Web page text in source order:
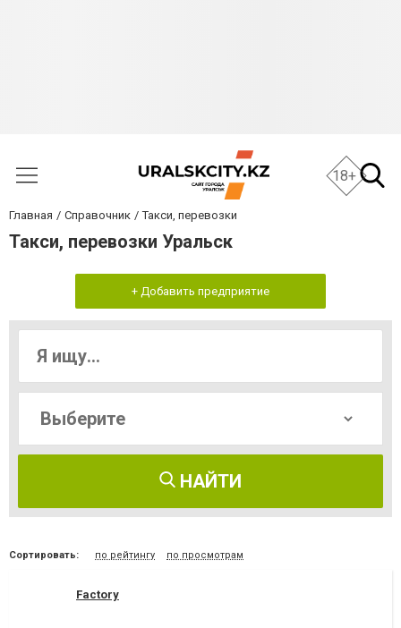
18+
Главная Справочник Такси, перевозки
Такси, перевозки Уральск
+ Добавить предприятие
НАЙТИ
Сортировать: по рейтингу по просмотрам
Factory